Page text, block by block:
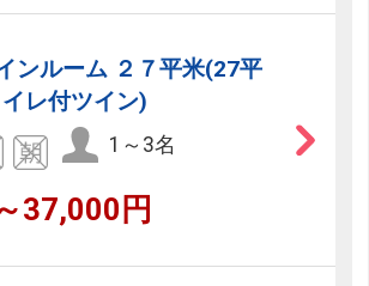
ンルーム ２７平米(27平
レ付ツイン)
1～3名
37,000円